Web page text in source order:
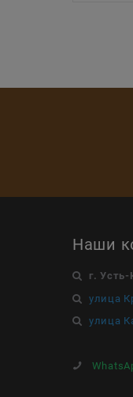
Наши
г. Усть-
улица
улица